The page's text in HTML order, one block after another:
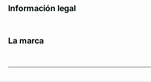
Información legal
La marca